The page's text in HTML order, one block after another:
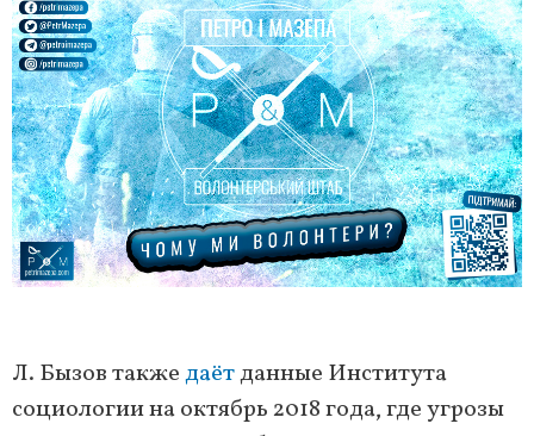
Л. Бызов такжедаётданные Института
социологии на октябрь 2018 года, где угрозы